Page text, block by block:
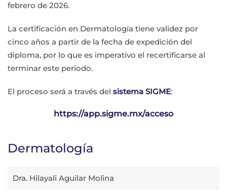
febrero de 2026.
La certificación en Dermatología tiene validez por
cinco años a partir de la fecha de expedición del
diploma, por lo que es imperativo el recertificarse al
terminar este periodo.
El proceso será a través del sistema SIGME:
https://app.sigme.mx/acceso
Dermatología
Dra. Hilayali Aguilar Molina